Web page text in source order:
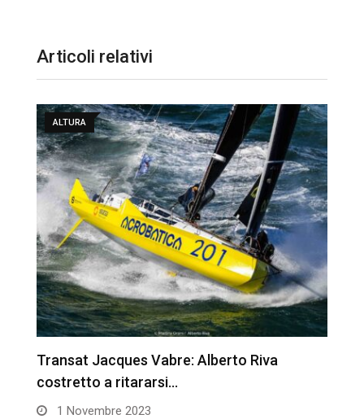
Articoli relativi
ALTURA
Transat Jacques Vabre: Alberto Riva
costretto a ritararsi…
1 Novembre 2023